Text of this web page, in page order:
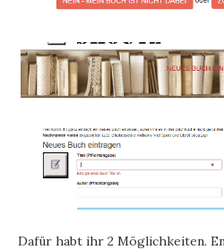
Dafür habt ihr 2 Möglichkeiten.